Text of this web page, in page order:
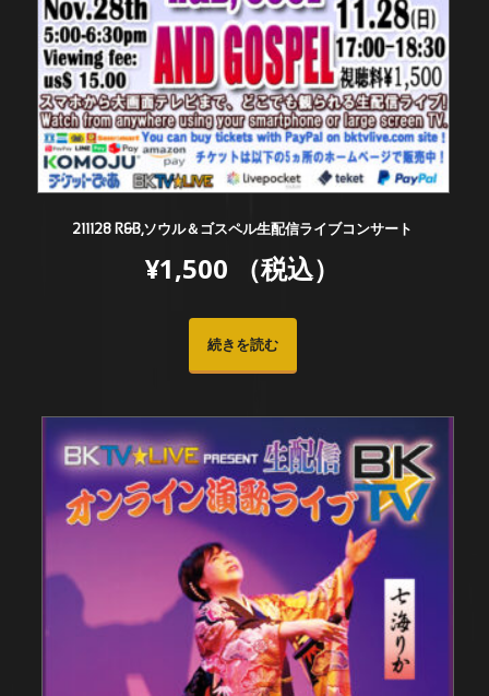
211128 R&B,ソウル＆ゴスペル生配信ライブコンサート
¥1,500 （税込）
続きを読む